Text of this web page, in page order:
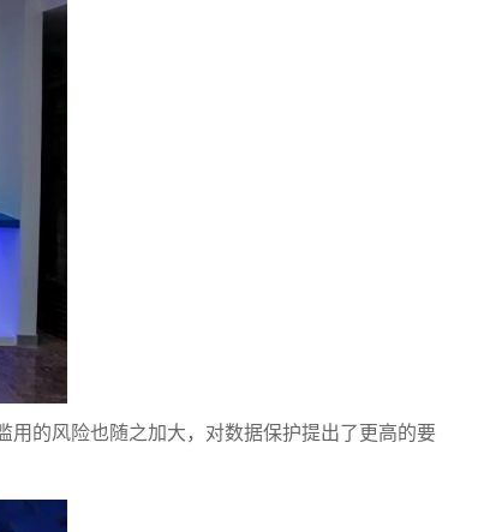
用的风险也随之加大，对数据保护提出了更高的要